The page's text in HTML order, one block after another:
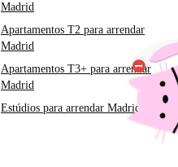
Madrid
Apartamentos T2 para arrendar
Madrid
Apartamentos T3+ para arrendar
Madrid
Estúdios para arrendar Madrid